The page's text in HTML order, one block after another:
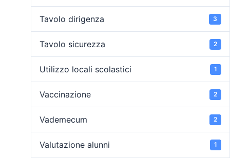
Tavolo dirigenza 3
Tavolo sicurezza 2
Utilizzo locali scolastici 1
Vaccinazione 2
Vademecum 2
Valutazione alunni 1